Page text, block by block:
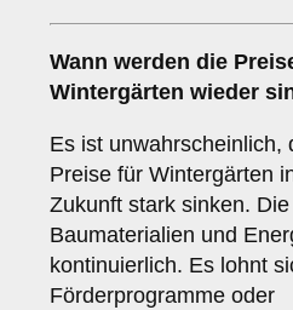
Wann werden die
Wintergärten wieder
Es ist unwahrscheinlich,
Preise für Wintergärten
Zukunft stark sinken.
Baumaterialien und
kontinuierlich. Es lohnt
Förderprogramme oder